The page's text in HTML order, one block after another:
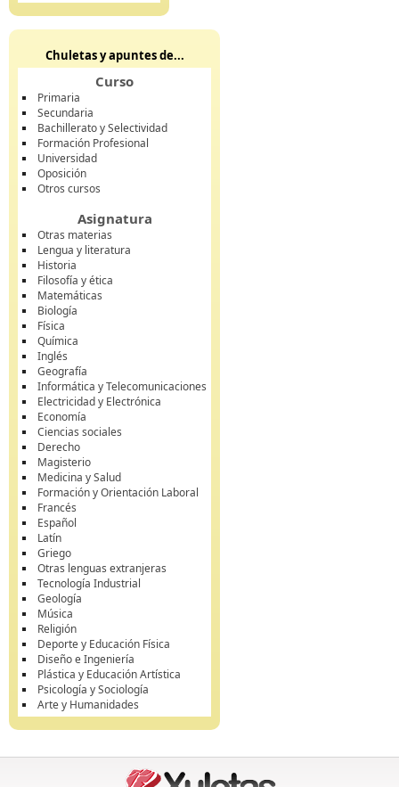
Chuletas y apuntes de...
Curso
Primaria
Secundaria
Bachillerato y Selectividad
Formación Profesional
Universidad
Oposición
Otros cursos
Asignatura
Otras materias
Lengua y literatura
Historia
Filosofía y ética
Matemáticas
Biología
Física
Química
Inglés
Geografía
Informática y Telecomunicaciones
Electricidad y Electrónica
Economía
Ciencias sociales
Derecho
Magisterio
Medicina y Salud
Formación y Orientación Laboral
Francés
Español
Latín
Griego
Otras lenguas extranjeras
Tecnología Industrial
Geología
Música
Religión
Deporte y Educación Física
Diseño e Ingeniería
Plástica y Educación Artística
Psicología y Sociología
Arte y Humanidades